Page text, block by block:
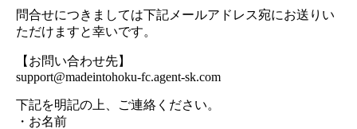
問合せにつきましては下記メールアドレス宛にお送りい
ただけますと幸いです。
【お問い合わせ先】
support@madeintohoku-fc.agent-sk.com
下記を明記の上、ご連絡ください。
・お名前